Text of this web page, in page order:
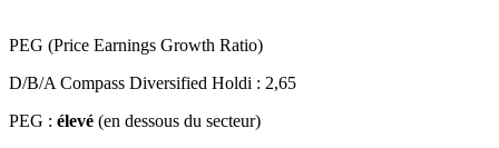
PEG (Price Earnings Growth Ratio)
D/B/A Compass Diversified Holdi : 2,65
PEG : élevé (en dessous du secteur)